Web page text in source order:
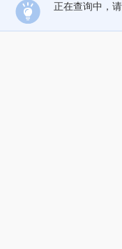
正在查询中，